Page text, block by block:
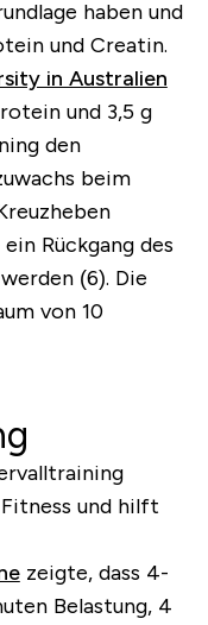
haben und
und Creatin.
in Australien
und 3,5 g
den
beim
Rückgang des
(6). Die
von 10
und hilft
zeigte, dass 4-
Belastung, 4